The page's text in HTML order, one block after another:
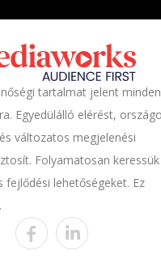
tartalmat jelent minden
Egyedülálló elérést,
változatos megjelenési
Folyamatosan
fejlődési lehetőségeket. Ez